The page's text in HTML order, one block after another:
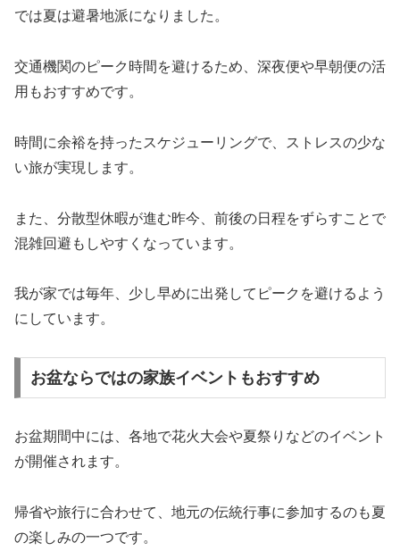
では夏は避暑地派になりました。
交通機関のピーク時間を避けるため、深夜便や早朝便の活
用もおすすめです。
時間に余裕を持ったスケジューリングで、ストレスの少な
い旅が実現します。
また、分散型休暇が進む昨今、前後の日程をずらすことで
混雑回避もしやすくなっています。
我が家では毎年、少し早めに出発してピークを避けるよう
にしています。
お盆ならではの家族イベントもおすすめ
お盆期間中には、各地で花火大会や夏祭りなどのイベント
が開催されます。
帰省や旅行に合わせて、地元の伝統行事に参加するのも夏
の楽しみの一つです。